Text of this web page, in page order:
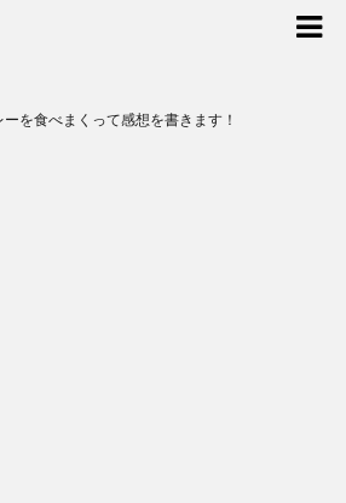
を食べまくって感想を書きます！